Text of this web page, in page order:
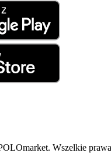
Wszelkie prawa